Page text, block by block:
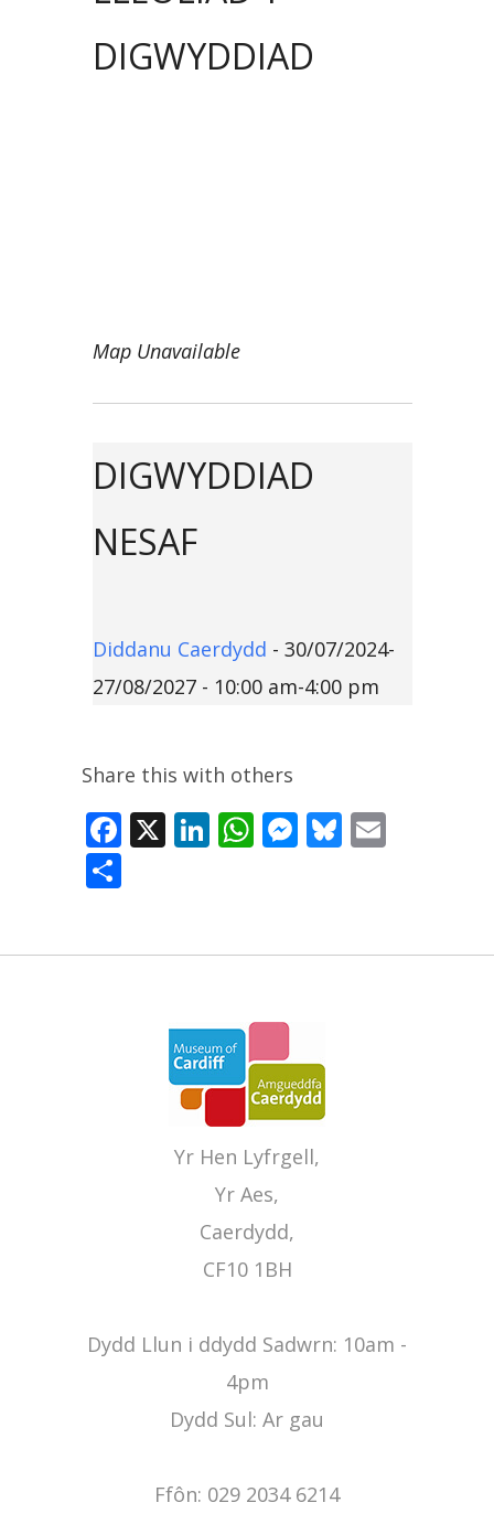
DIGWYDDIAD
Map Unavailable
DIGWYDDIAD
NESAF
Diddanu Caerdydd - 30/07/2024-
27/08/2027 - 10:00 am-4:00 pm
Share this with others
Facebook
X LinkedIn
WhatsApp
Messenger
Bluesky
Yr Hen Lyfrgell,
Yr Aes,
Caerdydd,
CF10 1BH
Dydd Llun i ddydd Sadwrn: 10am -
4pm
Dydd Sul: Ar gau
Ffôn: 029 2034 6214